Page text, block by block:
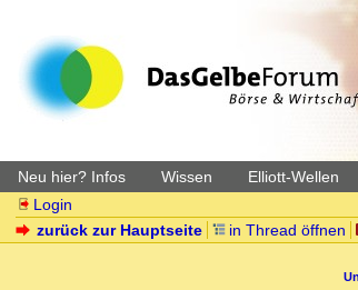
Neu hier? Infos Wissen Elliott-Wellen
Login
zurück zur Hauptseite
in Thread öffnen